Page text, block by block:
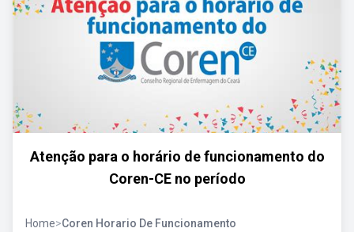
Atenção para o horário de funcionamento do
Coren-CE no período
Home>Coren Horario De Funcionamento